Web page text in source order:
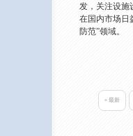
发，关注设施
在国内市场日
防范”领域。
« 最新